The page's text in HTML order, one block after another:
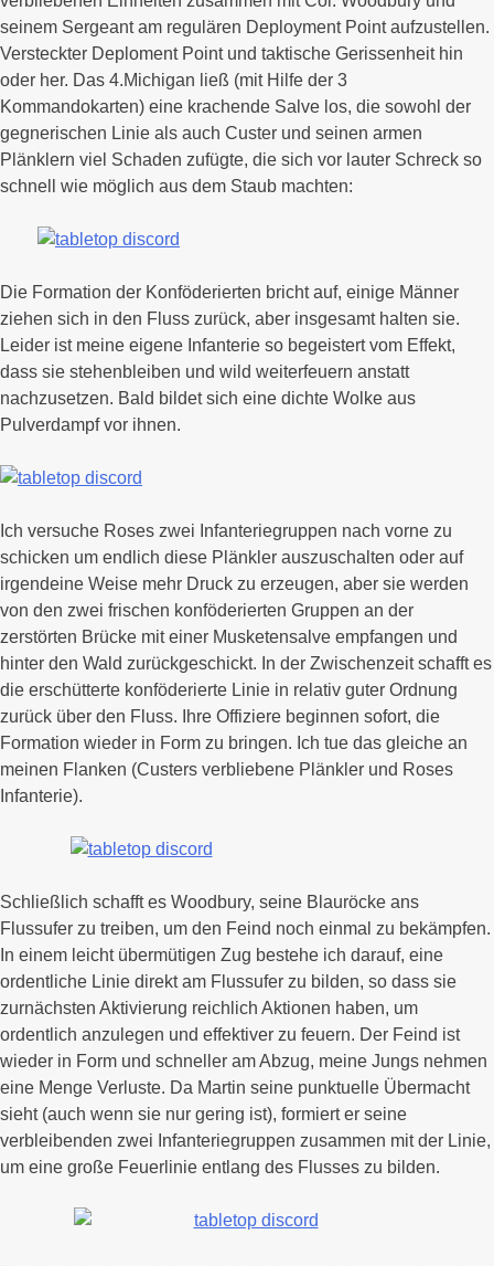
seinem Sergeant am regulären Deployment Point aufzustellen.
Versteckter Deploment Point und taktische Gerissenheit hin
oder her. Das 4.Michigan ließ (mit Hilfe der 3
Kommandokarten) eine krachende Salve los, die sowohl der
gegnerischen Linie als auch Custer und seinen armen
Plänklern viel Schaden zufügte, die sich vor lauter Schreck so
schnell wie möglich aus dem Staub machten:
Die Formation der Konföderierten bricht auf, einige Männer
ziehen sich in den Fluss zurück, aber insgesamt halten sie.
Leider ist meine eigene Infanterie so begeistert vom Effekt,
dass sie stehenbleiben und wild weiterfeuern anstatt
nachzusetzen. Bald bildet sich eine dichte Wolke aus
Pulverdampf vor ihnen.
Ich versuche Roses zwei Infanteriegruppen nach vorne zu
schicken um endlich diese Plänkler auszuschalten oder auf
irgendeine Weise mehr Druck zu erzeugen, aber sie werden
von den zwei frischen konföderierten Gruppen an der
zerstörten Brücke mit einer Musketensalve empfangen und
hinter den Wald zurückgeschickt. In der Zwischenzeit schafft es
die erschütterte konföderierte Linie in relativ guter Ordnung
zurück über den Fluss. Ihre Offiziere beginnen sofort, die
Formation wieder in Form zu bringen. Ich tue das gleiche an
meinen Flanken (Custers verbliebene Plänkler und Roses
Infanterie).
Schließlich schafft es Woodbury, seine Blauröcke ans
Flussufer zu treiben, um den Feind noch einmal zu bekämpfen.
In einem leicht übermütigen Zug bestehe ich darauf, eine
ordentliche Linie direkt am Flussufer zu bilden, so dass sie
zurnächsten Aktivierung reichlich Aktionen haben, um
ordentlich anzulegen und effektiver zu feuern. Der Feind ist
wieder in Form und schneller am Abzug, meine Jungs nehmen
eine Menge Verluste. Da Martin seine punktuelle Übermacht
sieht (auch wenn sie nur gering ist), formiert er seine
verbleibenden zwei Infanteriegruppen zusammen mit der Linie,
um eine große Feuerlinie entlang des Flusses zu bilden.